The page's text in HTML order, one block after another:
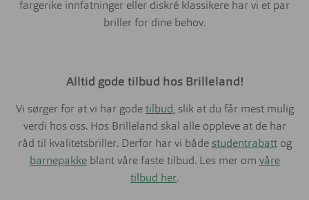
fargerike innfatninger eller diskré klassikere har vi et par
briller for dine behov.
Alltid gode tilbud hos Brilleland!
Vi sørger for at vi har gode tilbud, slik at du får mest mulig
verdi hos oss. Hos Brilleland skal alle oppleve at de har
råd til kvalitetsbriller. Derfor har vi både studentrabattog
barnepakkeblant våre faste tilbud. Les mer om våre
tilbud her.